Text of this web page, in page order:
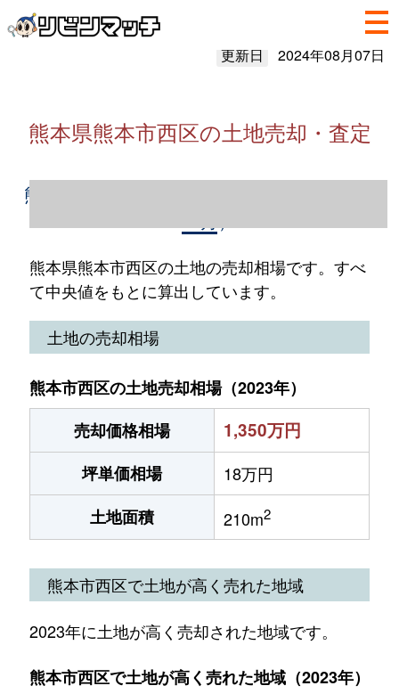
更新日 2024年08月07日
熊本県熊本市西区の土地売却・査定
熊本県熊本市西区の土地売却情報（2023年1
熊本県熊本市西区の土地の売却相場です。すべ
て中央値をもとに算出しています。
土地の売却相場
熊本市西区の土地売却相場（2023年）
売却価格相場
1,350万円
坪単価相場
18万円
土地面積
210m2
熊本市西区で土地が高く売れた地域
2023年に土地が高く売却された地域です。
熊本市西区で土地が高く売れた地域（2023年）